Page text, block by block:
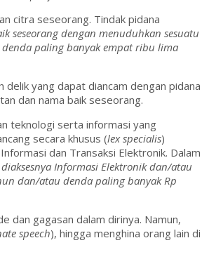
citra seseorang. Tindak pidana
seseorang dengan menuduhkan sesuatu
paling banyak empat ribu lima
delik yang dapat diancam dengan pidana
dan nama baik seseorang.
teknologi serta informasi yang
secara khusus (lex specialis)
dan Transaksi Elektronik. Dalam
Informasi Elektronik dan/atau
dan/atau denda paling banyak Rp
dan gagasan dalam dirinya. Namun,
speech), hingga menghina orang lain di